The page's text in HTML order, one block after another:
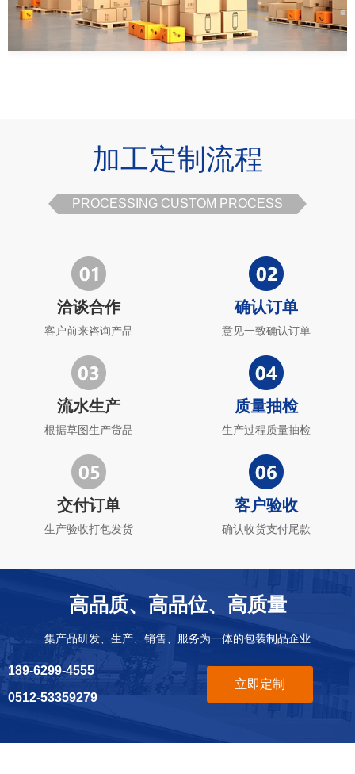
加工定制流程
PROCESSING CUSTOM PROCESS
洽谈合作
客户前来咨询产品
确认订单
意见一致确认订单
流水生产
根据草图生产货品
质量抽检
生产过程质量抽检
交付订单
生产验收打包发货
客户验收
确认收货支付尾款
高品质、高品位、高质量
集产品研发、生产、销售、服务为一体的包装制品企业
189-6299-4555
0512-53359279
立即定制